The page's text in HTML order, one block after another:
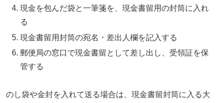
現金を包んだ袋と一筆箋を、現金書留用の封筒に入れ
る
現金書留用封筒の宛名・差出人欄を記入する
郵便局の窓口で現金書留として差し出し、受領証を保
管する
のし袋や金封を入れて送る場合は、現金書留封筒に入る大